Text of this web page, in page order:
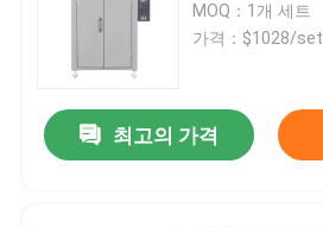
MOQ：1개 세트
가격：$1028/set
최고의 가격